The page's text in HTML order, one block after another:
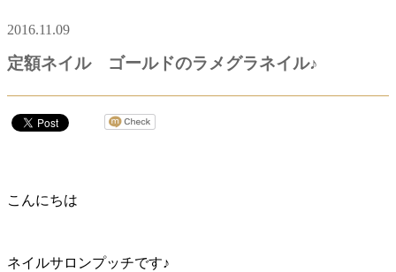
2016.11.09
定額ネイル ゴールドのラメグラネイル♪
こんにちは
ネイルサロンプッチです♪